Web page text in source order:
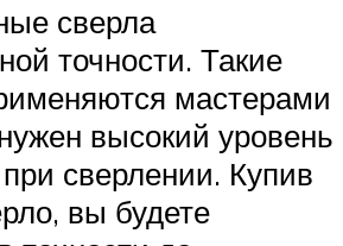
сверла
точности. Такие
мастерами
высокий уровень
сверлении. Купив
вы будете